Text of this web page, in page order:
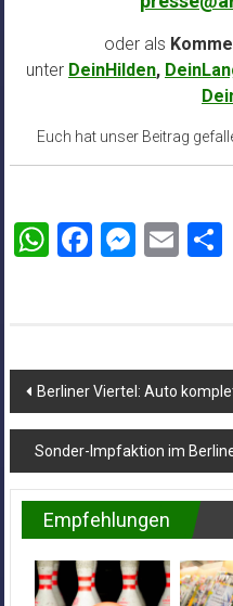
oder als
unter DeinHilden,
Euch hat unser Beitrag
WhatsApp
Facebook
Berliner Viertel: Auto
Sonder-Impfaktion im
Empfehlungen